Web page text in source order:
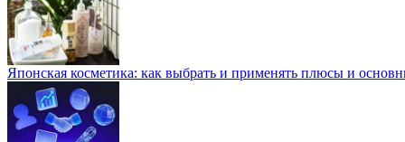
Японская косметика: как выбрать и применять плюсы и